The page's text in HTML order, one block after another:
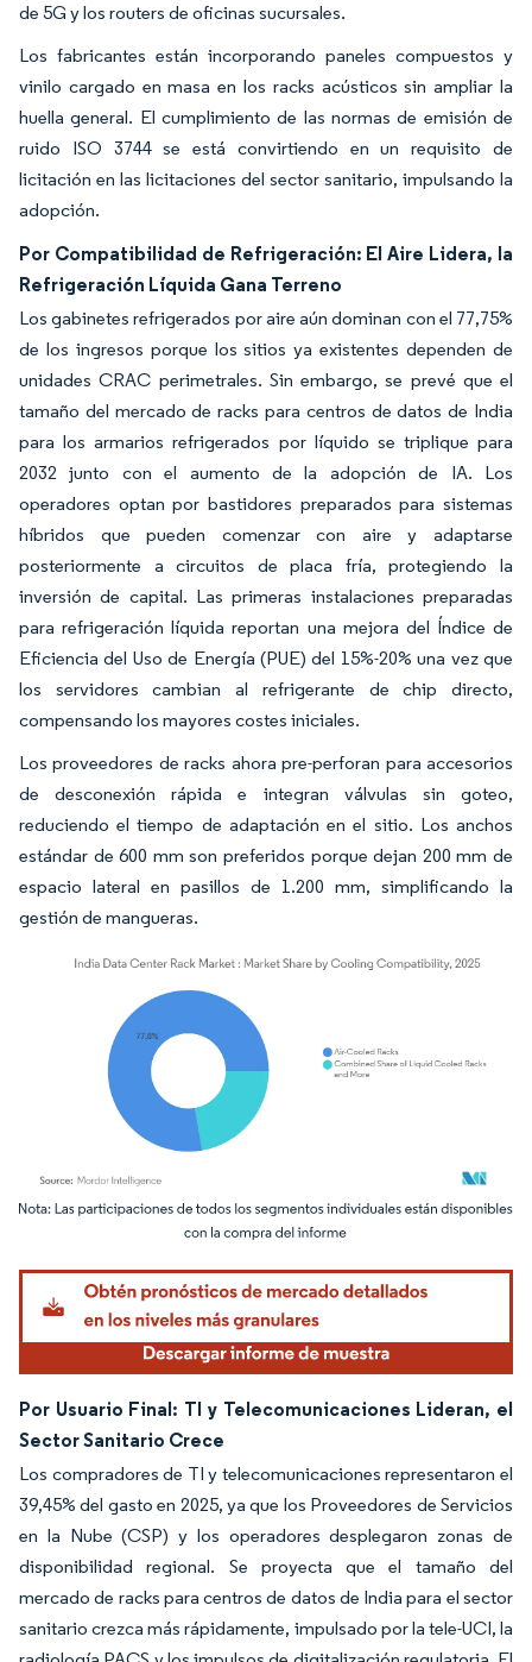
de 5G y los routers de oficinas sucursales.
Los fabricantes están incorporando paneles compuestos y
vinilo cargado en masa en los racks acústicos sin ampliar la
huella general. El cumplimiento de las normas de emisión de
ruido ISO 3744 se está convirtiendo en un requisito de
licitación en las licitaciones del sector sanitario, impulsando la
adopción.
Por Compatibilidad de Refrigeración: El Aire Lidera, la
Refrigeración Líquida Gana Terreno
Los gabinetes refrigerados por aire aún dominan con el 77,75%
de los ingresos porque los sitios ya existentes dependen de
unidades CRAC perimetrales. Sin embargo, se prevé que el
tamaño del mercado de racks para centros de datos de India
para los armarios refrigerados por líquido se triplique para
2032 junto con el aumento de la adopción de IA. Los
operadores optan por bastidores preparados para sistemas
híbridos que pueden comenzar con aire y adaptarse
posteriormente a circuitos de placa fría, protegiendo la
inversión de capital. Las primeras instalaciones preparadas
para refrigeración líquida reportan una mejora del Índice de
Eficiencia del Uso de Energía (PUE) del 15%-20% una vez que
los servidores cambian al refrigerante de chip directo,
compensando los mayores costes iniciales.
Los proveedores de racks ahora pre-perforan para accesorios
de desconexión rápida e integran válvulas sin goteo,
reduciendo el tiempo de adaptación en el sitio. Los anchos
estándar de 600 mm son preferidos porque dejan 200 mm de
espacio lateral en pasillos de 1.200 mm, simplificando la
gestión de mangueras.
Imagen © Mordor Intelligence. El uso requiere atribución según CC BY 4.0.
Por Usuario Final: TI y Telecomunicaciones Lideran, el
Sector Sanitario Crece
Los compradores de TI y telecomunicaciones representaron el
39,45% del gasto en 2025, ya que los Proveedores de Servicios
en la Nube (CSP) y los operadores desplegaron zonas de
disponibilidad regional. Se proyecta que el tamaño del
mercado de racks para centros de datos de India para el sector
sanitario crezca más rápidamente, impulsado por la tele-UCI, la